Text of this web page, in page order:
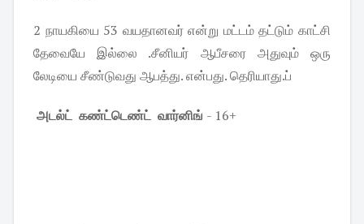
2 நாயகியை 53 வயதானவர் என்று மட்டம் தட்டும் காட்சி
தேவையே இல்லை .சீனியர் ஆபீசரை அதுவும் ஒரு
லேடியை சீண்டுவது ஆபத்து. என்பது. தெரியாது.ப்
அடல்ட் கண்ட்டெண்ட் வார்னிங் - 16+